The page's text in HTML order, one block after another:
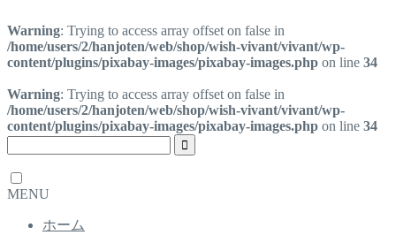
Warning: Trying to access array offset on false in
/home/users/2/hanjoten/web/shop/wish-vivant/vivant/wp-
content/plugins/pixabay-images/pixabay-images.php on line 34
Warning: Trying to access array offset on false in
/home/users/2/hanjoten/web/shop/wish-vivant/vivant/wp-
content/plugins/pixabay-images/pixabay-images.php on line 34
MENU
ホーム